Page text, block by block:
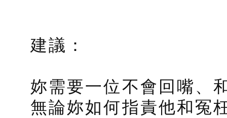
建議：
妳需要一位不會回嘴、
無論妳如何指責他和冤